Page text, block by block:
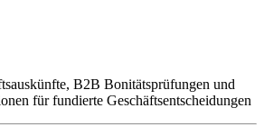
B2B Bonitätsprüfungen und
für fundierte Geschäftsentscheidungen